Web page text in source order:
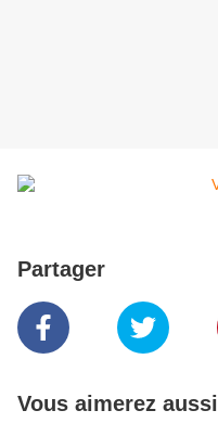
Partager
Vous aimerez aussi